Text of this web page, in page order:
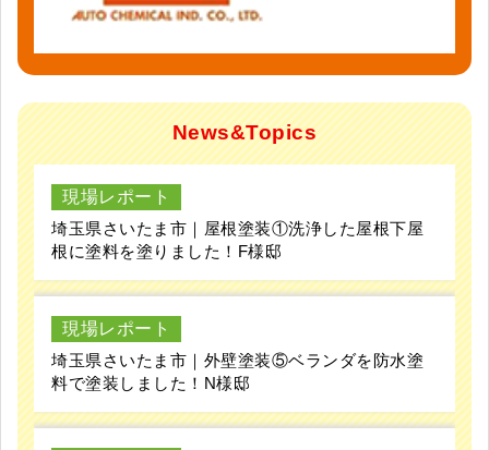
News&Topics
現場レポート
埼玉県さいたま市｜屋根塗装①洗浄した屋根下屋
根に塗料を塗りました！F様邸
現場レポート
埼玉県さいたま市｜外壁塗装⑤ベランダを防水塗
料で塗装しました！N様邸